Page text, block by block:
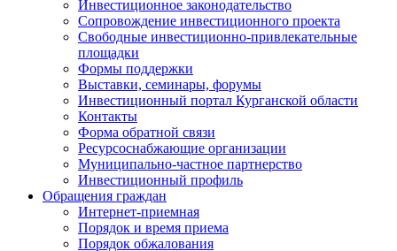
Инвестиционное законодательство
Сопровождение инвестиционного проекта
Свободные инвестиционно-привлекательные
площадки
Формы поддержки
Выставки, семинары, форумы
Инвестиционный портал Курганской области
Контакты
Форма обратной связи
Ресурсоснабжающие организации
Муниципально-частное партнерство
Инвестиционный профиль
Обращения граждан
Интернет-приемная
Порядок и время приема
Порядок обжалования